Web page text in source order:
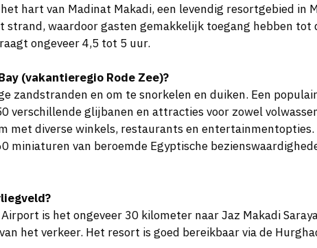
hart van Madinat Makadi, een levendig resortgebied in
strand, waardoor gasten gemakkelijk toegang hebben
ongeveer 4,5 tot 5 uur.
(vakantieregio Rode Zee)?
zandstranden en om te snorkelen en duiken. Een
verschillende glijbanen en attracties voor zowel
met diverse winkels, restaurants en
miniaturen van beroemde Egyptische
is het ongeveer 30 kilometer naar Jaz Makadi
het verkeer. Het resort is goed bereikbaar via de